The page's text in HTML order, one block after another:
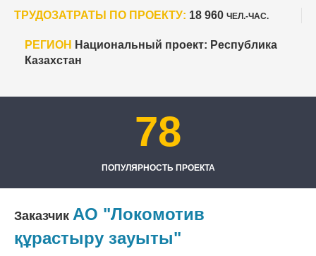
ТРУДОЗАТРАТЫ ПО ПРОЕКТУ: 18 960 ЧЕЛ.-ЧАС.
РЕГИОН Национальный проект: Республика
Казахстан
78
ПОПУЛЯРНОСТЬ ПРОЕКТА
Заказчик АО "Локомотив
құрастыру зауыты"